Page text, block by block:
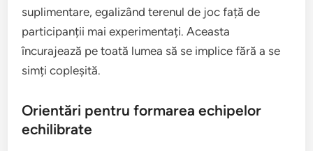
suplimentare, egalizând terenul de joc față de
participanții mai experimentați. Aceasta
încurajează pe toată lumea să se implice fără a se
simți copleșită.
Orientări pentru formarea echipelor
echilibrate